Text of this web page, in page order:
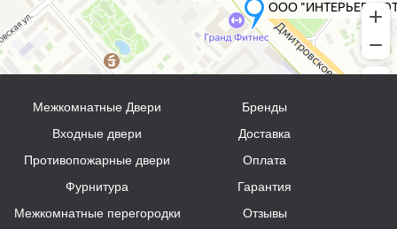
Межкомнатные Двери
Входные двери
Противопожарные двери
Фурнитура
Межкомнатные перегородки
Бренды
Доставка
Оплата
Гарантия
Отзывы